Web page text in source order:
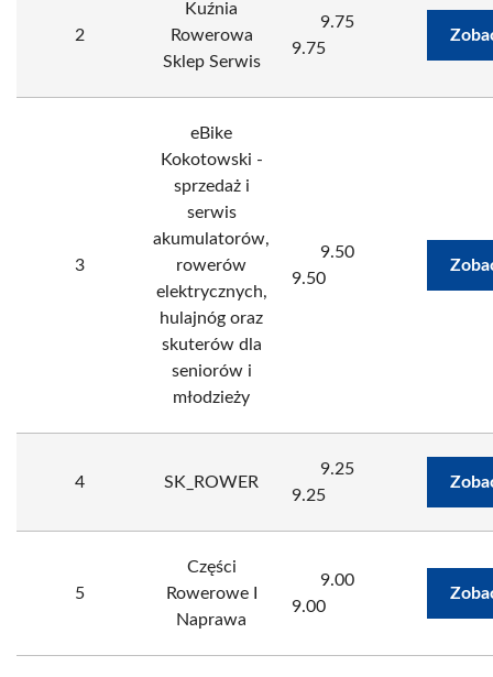
2
Kuźnia
Rowerowa
Sklep Serwis
9.75
9.75
3
eBike
Kokotowski -
sprzedaż i
serwis
akumulatorów,
rowerów
elektrycznych,
hulajnóg oraz
skuterów dla
seniorów i
młodzieży
9.50
9.50
4 SK_ROWER
9.25
9.25
5
Części
Rowerowe I
Naprawa
9.00
9.00